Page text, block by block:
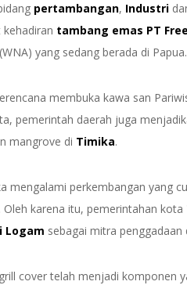
pertambangan, Industri
tambang emas PT
yang sedang berada di Papua.
membuka kawa san
pemerintah daerah juga
mangrove di Timika.
mengalami perkembangan yang
karena itu, pemerintahan kota
Logam sebagai mitra
cover telah menjadi komponen